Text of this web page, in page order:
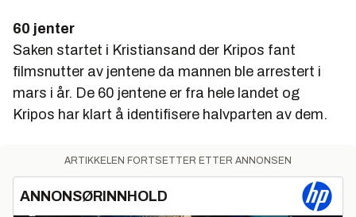
60 jenter
Saken startet i Kristiansand der Kripos fant
filmsnutter av jentene da mannen ble arrestert i
mars i år. De 60 jentene er fra hele landet og
Kripos har klart å identifisere halvparten av dem.
ARTIKKELEN FORTSETTER ETTER ANNONSEN
ANNONSØRINNHOLD